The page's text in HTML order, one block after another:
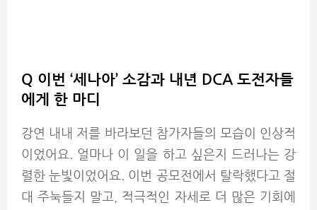
Q 이번 ‘세나아’ 소감과 내년 DCA 도전자들
에게 한 마디
강연 내내 저를 바라보던 참가자들의 모습이 인상적
이었어요. 얼마나 이 일을 하고 싶은지 드러나는 강
렬한 눈빛이었어요. 이번 공모전에서 탈락했다고 절
대 주눅들지 말고, 적극적인 자세로 더 많은 기회에